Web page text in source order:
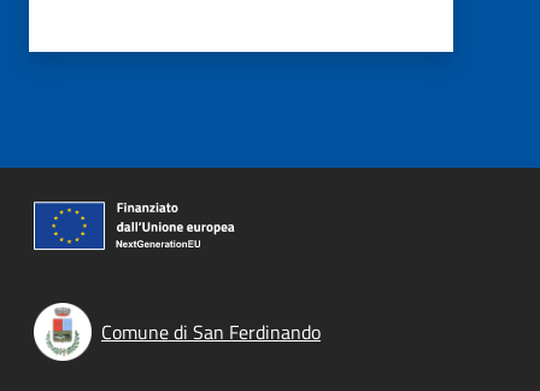
Comune di San Ferdinando